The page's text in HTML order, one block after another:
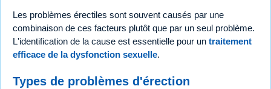
Les problèmes érectiles sont souvent causés par une
combinaison de ces facteurs plutôt que par un seul problème.
L'identification de la cause est essentielle pour un traitement
efficace de la dysfonction sexuelle.
Types de problèmes d'érection